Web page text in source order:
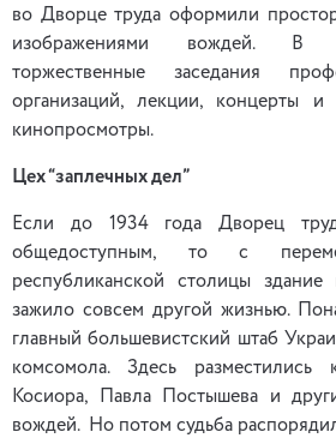
во Дворце труда оформили
изображениями вождей. В
торжественные заседания
организаций, лекции, концерты и
кинопросмотры.
Цех “заплечных дел”
Если до 1934 года Дворец
общедоступным, то с
республиканской столицы
зажило совсем другой жизнью.
главный большевистский штаб
комсомола. Здесь разместились
Косиора, Павла Постышева и
вождей. Но потом судьба